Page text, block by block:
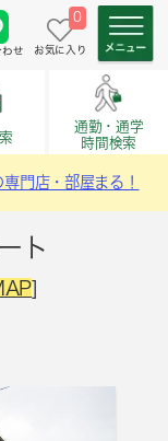
わせ
0
お気に入り
通勤・通学
時間検索
門店・部屋まる！
ト
]